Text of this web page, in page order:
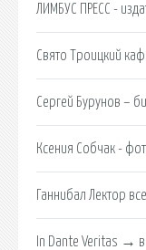
ЛИМБУС ПРЕСС -
Свято Троицкий
Сергей Бурунов –
Ксения Собчак -
Ганнибал Лектор
In Dante Veritas →